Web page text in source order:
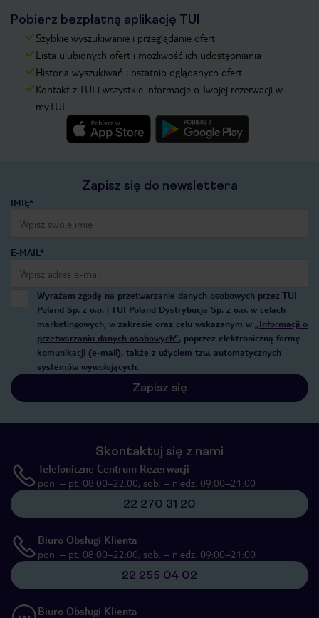
Pobierz bezpłatną aplikację TUI
Szybkie wyszukiwanie i przeglądanie ofert
Lista ulubionych ofert i możliwość ich udostępniania
Historia wyszukiwań i ostatnio oglądanych ofert
Kontakt z TUI i wszystkie informacje o Twojej rezerwacji w
myTUI
Zapisz się do newslettera
IMIĘ*
E-MAIL*
Wyrażam zgodę na przetwarzanie danych osobowych przez TUI
Poland Sp. z o.o. i TUI Poland Dystrybucja Sp. z o.o. w celach
marketingowych, w zakresie oraz celu wskazanym w „Informacji o
przetwarzaniu danych osobowych”, poprzez elektroniczną formę
komunikacji (e-mail), także z użyciem tzw. automatycznych
systemów wywołujących.
Zapisz się
Skontaktuj się z nami
Telefoniczne Centrum Rezerwacji
pon. – pt. 08:00–22:00, sob. – niedz. 09:00–21:00
22 270 31 20
Biuro Obsługi Klienta
pon. – pt. 08:00–22:00, sob. – niedz. 09:00–21:00
22 255 04 02
Biuro Obsługi Klienta